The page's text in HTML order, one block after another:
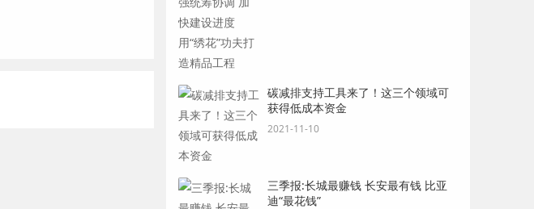
碳减排支持工具来了！这三个领域可
获得低成本资金
2021-11-10
三季报:长城最赚钱 长安最有钱 比亚
迪“最花钱”